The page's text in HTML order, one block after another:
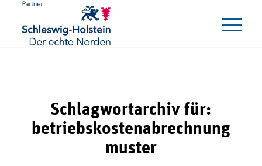
Schlagwortarchiv für:
betriebskostenabrechnung
muster